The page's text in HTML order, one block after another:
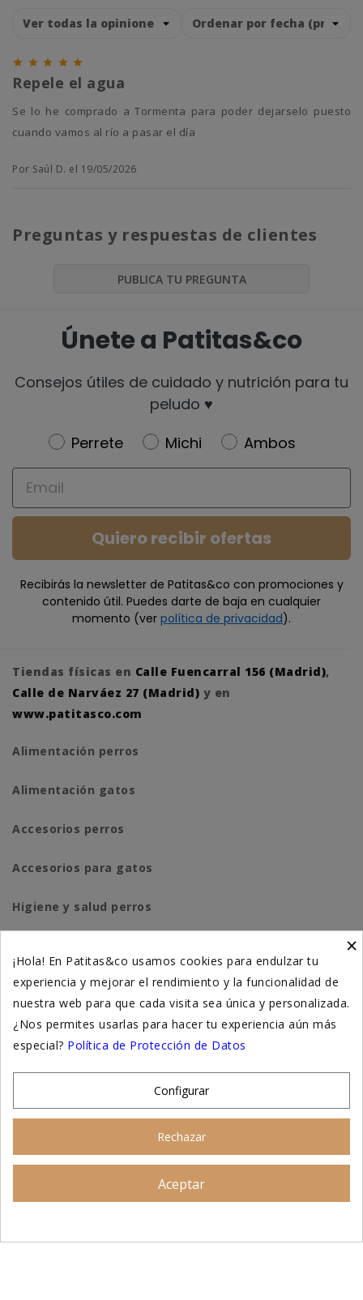
    
Repele el agua
Se lo he comprado a Tormenta para poder dejarselo puesto
cuando vamos al río a pasar el día
Por Saúl D. el 19/05/2026
Preguntas y respuestas de clientes
PUBLICA TU PREGUNTA
Únete a Patitas&co
Consejos útiles de cuidado y nutrición para tu
peludo ♥️
Newsletter
Perrete Michi
Ambos
Email
Quiero recibir ofertas
Recibirás la newsletter de Patitas&co con promociones y
contenido útil. Puedes darte de baja en cualquier
momento (ver política de privacidad).
Tiendas físicas en Calle Fuencarral 156 (Madrid),
Calle de Narváez 27 (Madrid) y en
www.patitasco.com
Alimentación perros
Alimentación gatos
Accesorios perros
Accesorios para gatos
Higiene y salud perros
Suplementación natural
Otros
×
¡Hola! En Patitas&co usamos cookies para endulzar tu
experiencia y mejorar el rendimiento y la funcionalidad de
nuestra web para que cada visita sea única y personalizada.
¿Nos permites usarlas para hacer tu experiencia aún más
especial? Política de Protección de Datos
Configurar
Rechazar
Aceptar